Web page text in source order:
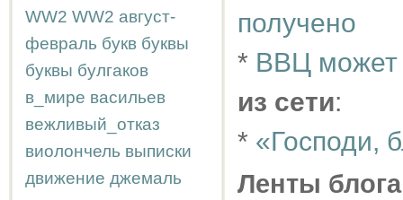
WW2 WW2 август-
февраль букв буквы
буквы булгаков
в_мире васильев
вежливый_отказ
виолончель выписки
движение джемаль
получено
* ВВЦ может
из сети:
* «Господи,
Ленты